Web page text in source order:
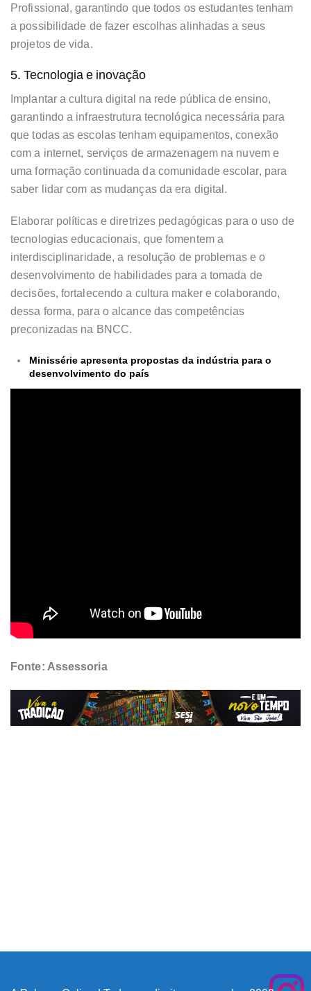
Profissional, garantindo que todos os estudantes tenham
a possibilidade de fazer escolhas alinhadas a seus
projetos de vida.
5. Tecnologia e inovação
Implantar a cultura digital na rede pública de ensino,
garantindo a infraestrutura tecnológica necessária para
que todas as escolas tenham equipamentos, conexão
com a internet, serviços de armazenagem na nuvem e
uma formação continuada da comunidade escolar, para
saber lidar com as mudanças da era digital.
Elaborar políticas e diretrizes pedagógicas para o uso de
tecnologias educacionais, que fomentem a
interdisciplinaridade, a resolução de problemas e o
desenvolvimento de habilidades para a tomada de
decisões, fortalecendo a cultura maker e colaborando,
dessa forma, para o alcance das competências
preconizadas na BNCC.
Minissérie apresenta propostas da indústria para o
desenvolvimento do país
Fonte: Assessoria